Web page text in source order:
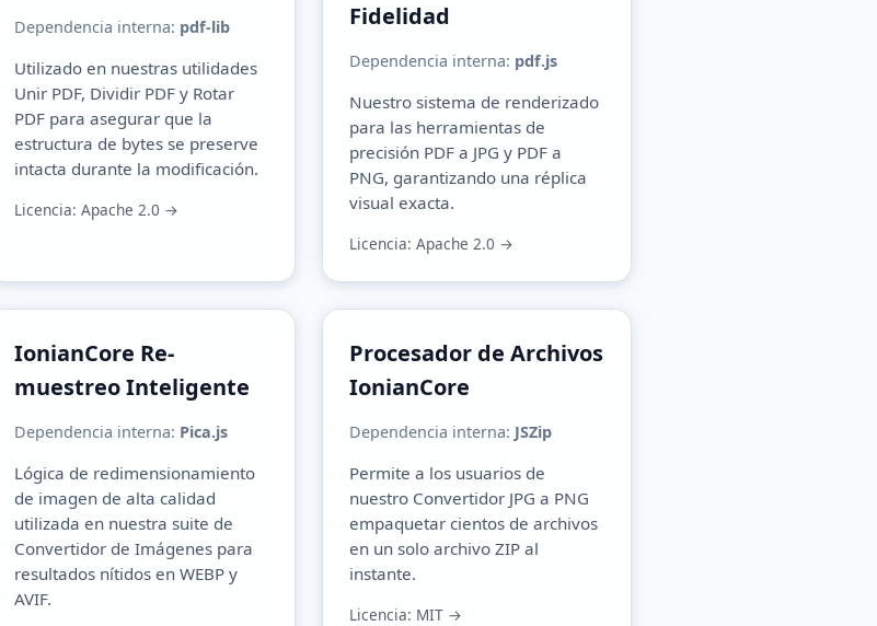
Dependencia interna: pdf-lib
Utilizado en nuestras utilidades
Unir PDF, Dividir PDFy Rotar
PDFpara asegurar que la
estructura de bytes se preserve
intacta durante la modificación.
Licencia: Apache 2.0 →
Fidelidad
Dependencia interna: pdf.js
Nuestro sistema de renderizado
para las herramientas de
precisión PDF a JPG y PDF a
PNG, garantizando una réplica
visual exacta.
Licencia: Apache 2.0 →
IonianCore Re-
muestreo Inteligente
Dependencia interna: Pica.js
Lógica de redimensionamiento
de imagen de alta calidad
utilizada en nuestra suite de
Convertidor de Imágenespara
resultados nítidos en WEBP y
AVIF.
Procesador de Archivos
IonianCore
Dependencia interna: JSZip
Permite a los usuarios de
nuestro Convertidor JPG a PNG
empaquetar cientos de archivos
en un solo archivo ZIP al
instante.
Licencia: MIT →